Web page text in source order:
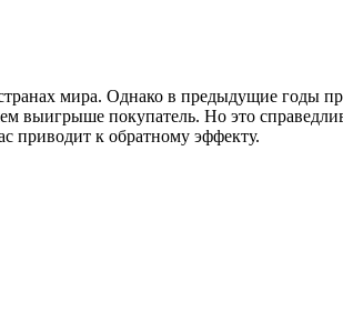
мира. Однако в предыдущие годы
выигрыше покупатель. Но это
приводит к обратному эффекту.